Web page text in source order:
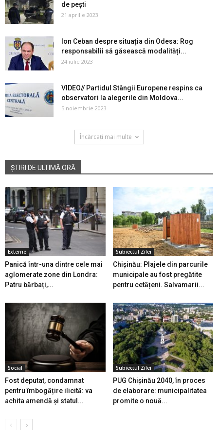
de pești
21 aprilie 2023
Ion Ceban despre situația din Odesa: Rog
responsabilii să găsească modalități...
24 iulie 2023
VIDEO// Partidul Stângii Europene respins ca
observatori la alegerile din Moldova...
5 noiembrie 2023
Încărcați mai multe
ȘTIRI DE ULTIMĂ ORĂ
Externe
Panică într-una dintre cele mai
aglomerate zone din Londra:
Patru bărbați,...
Subiectul Zilei
Chișinău: Plajele din parcurile
municipale au fost pregătite
pentru cetățeni. Salvamarii...
Social
Fost deputat, condamnat
pentru îmbogățire ilicită: va
achita amendă și statul...
Subiectul Zilei
PUG Chișinău 2040, în proces
de elaborare: municipalitatea
promite o nouă...